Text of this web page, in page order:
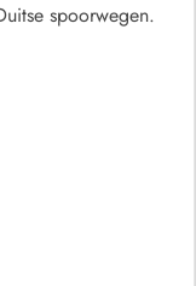
spoorwegen.